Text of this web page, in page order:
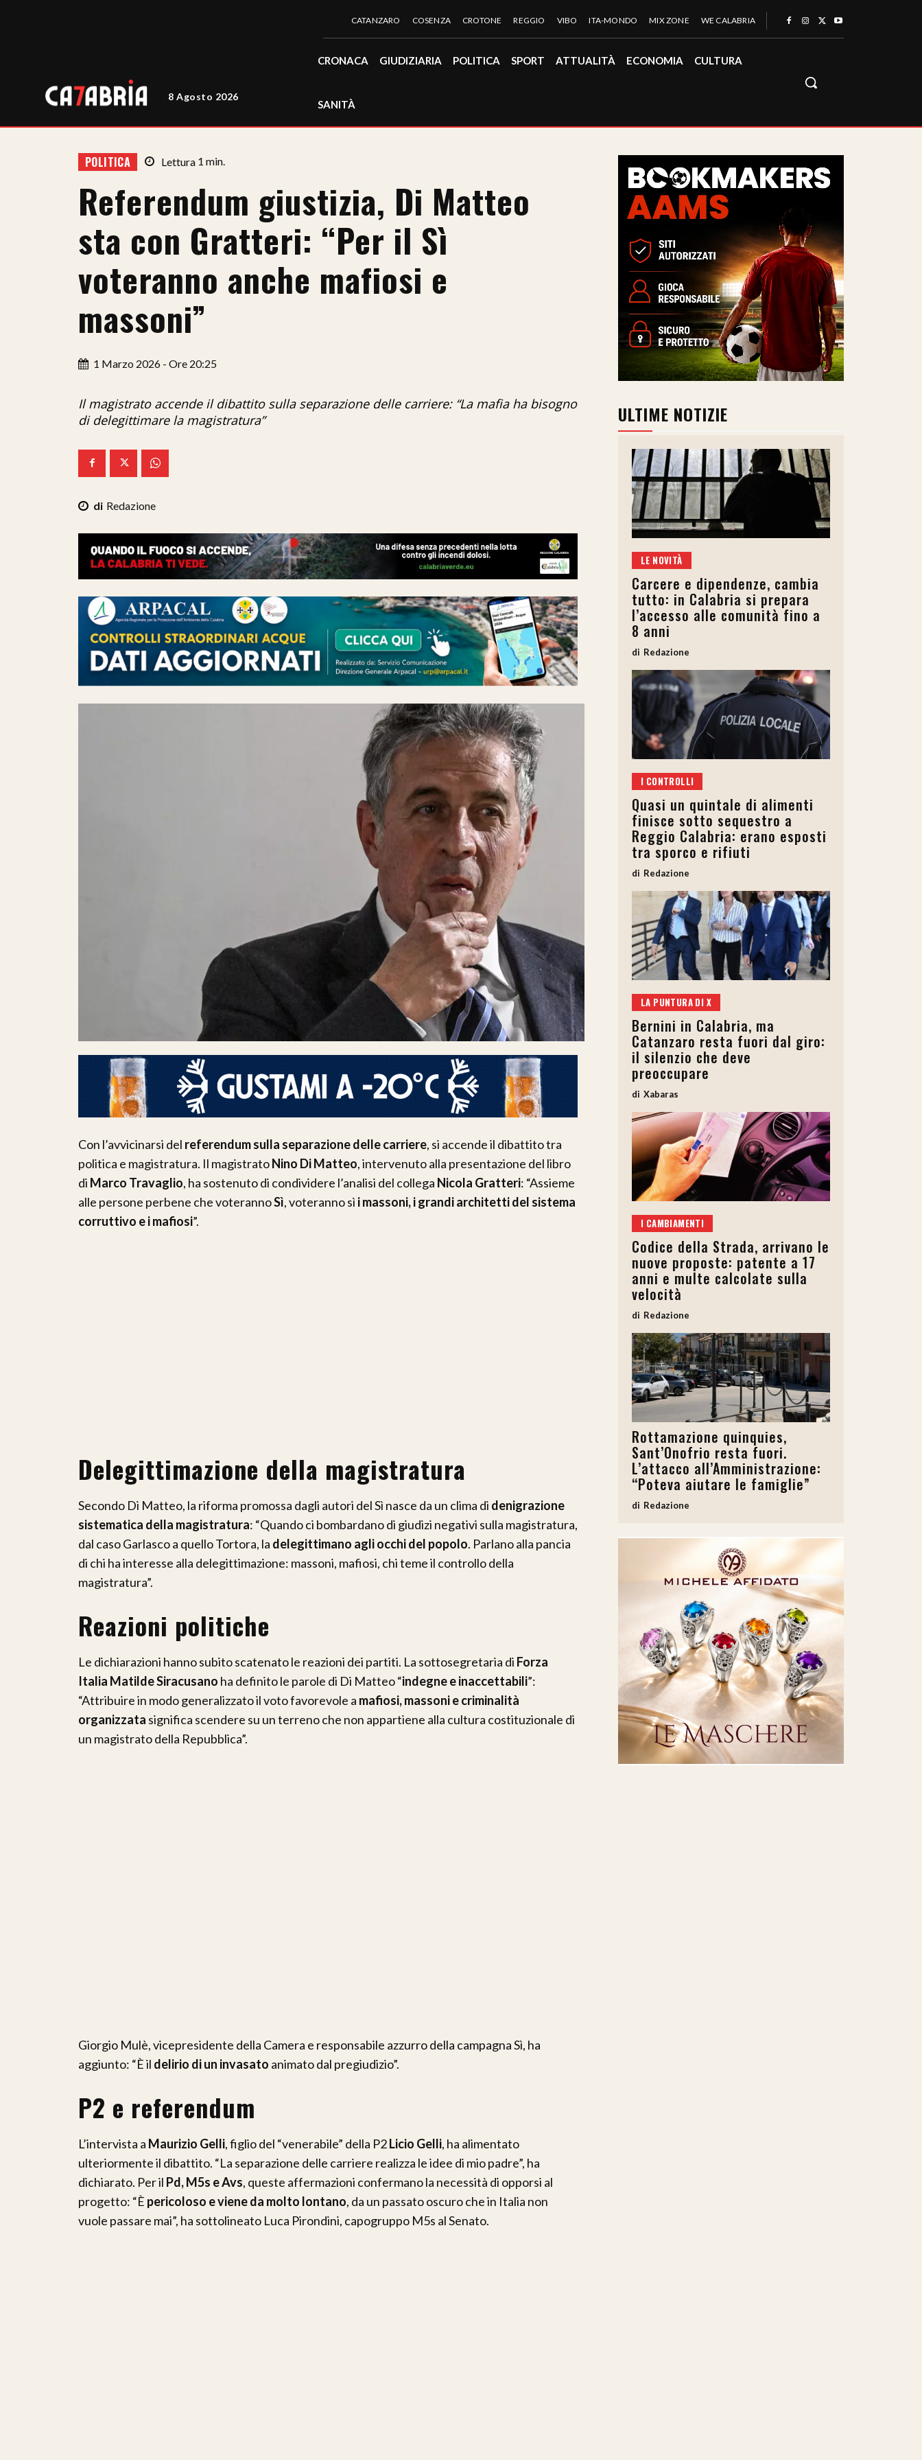
8 Agosto 2026
CATANZARO COSENZA CROTONE REGGIO VIBO ITA-MONDO MIX ZONE WE CALABRIA
CRONACA GIUDIZIARIA POLITICA SPORT ATTUALITÀ ECONOMIA CULTURA
SANITÀ
POLITICA Lettura 1 min.
Referendum giustizia, Di Matteo
sta con Gratteri: “Per il Sì
voteranno anche mafiosi e
massoni”
1 Marzo 2026 - Ore 20:25
Il magistrato accende il dibattito sulla separazione delle carriere: “La mafia ha bisogno
di delegittimare la magistratura”
Redazione
Con l’avvicinarsi del referendum sulla separazione delle carriere, si accende il dibattito tra
politica e magistratura. Il magistratoNino Di Matteo, intervenuto alla presentazione del libro
di Marco Travaglio, ha sostenuto di condividere l’analisi del collega Nicola Gratteri: “Assieme
alle persone perbene che voterannoSì, voteranno sì i massoni, i grandi architetti del sistema
corruttivo e i mafiosi”.
Delegittimazione della magistratura
Secondo Di Matteo, la riforma promossa dagli autori del Sì nasce da un clima di denigrazione
sistematica della magistratura: “Quando ci bombardano di giudizi negativi sulla magistratura,
dal caso Garlasco a quello Tortora, la delegittimano agli occhi del popolo. Parlano alla pancia
di chi ha interesse alla delegittimazione: massoni, mafiosi, chi teme il controllo della
magistratura”.
Reazioni politiche
Le dichiarazioni hanno subito scatenato le reazioni dei partiti. La sottosegretaria di Forza
Italia Matilde Siracusano ha definito le parole di Di Matteo “indegne e inaccettabili”:
“Attribuire in modo generalizzato il voto favorevole a mafiosi, massoni e criminalità
organizzata significa scendere su un terreno che non appartiene alla cultura costituzionale di
un magistrato della Repubblica”.
Giorgio Mulè, vicepresidente della Camera e responsabile azzurro della campagna Sì, ha
aggiunto: “È il delirio di un invasato animato dal pregiudizio”.
P2 e referendum
L’intervista a Maurizio Gelli, figlio del “venerabile” della P2Licio Gelli, ha alimentato
ulteriormente il dibattito. “La separazione delle carriere realizza le idee di mio padre”, ha
dichiarato. Per il Pd, M5s e Avs, queste affermazioni confermano la necessità di opporsi al
progetto: “È pericoloso e viene da molto lontano, da un passato oscuro che in Italia non
vuole passare mai”, ha sottolineato Luca Pirondini, capogruppo M5s al Senato.
ULTIME NOTIZIE
LE NOVITÀ
Carcere e dipendenze, cambia
tutto: in Calabria si prepara
l’accesso alle comunità fino a
8 anni
Redazione
I CONTROLLI
Quasi un quintale di alimenti
finisce sotto sequestro a
Reggio Calabria: erano esposti
tra sporco e rifiuti
Redazione
LA PUNTURA DI X
Bernini in Calabria, ma
Catanzaro resta fuori dal giro:
il silenzio che deve
preoccupare
Xabaras
I CAMBIAMENTI
Codice della Strada, arrivano le
nuove proposte: patente a 17
anni e multe calcolate sulla
velocità
Redazione
Rottamazione quinquies,
Sant’Onofrio resta fuori.
L’attacco all’Amministrazione:
“Poteva aiutare le famiglie”
Redazione